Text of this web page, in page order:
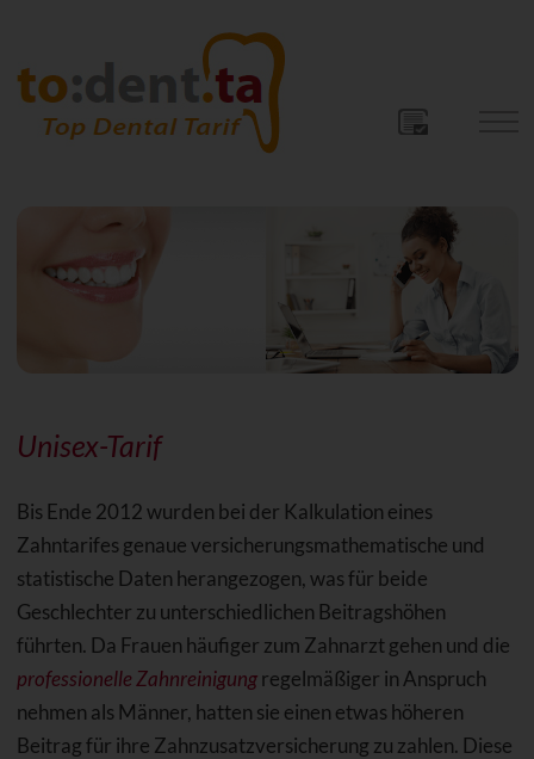
Unisex-Tarif
Bis Ende 2012 wurden bei der Kalkulation eines
Zahntarifes genaue versicherungsmathematische und
statistische Daten herangezogen, was für beide
Geschlechter zu unterschiedlichen Beitragshöhen
führten. Da Frauen häufiger zum Zahnarzt gehen und die
professionelle Zahnreinigungregelmäßiger in Anspruch
nehmen als Männer, hatten sie einen etwas höheren
Beitrag für ihre Zahnzusatzversicherung zu zahlen. Diese